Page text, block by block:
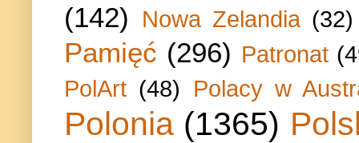
(142) Nowa Zelandia (32)
Pamięć (296) Patronat
PolArt (48) Polacy w
Polonia (1365)